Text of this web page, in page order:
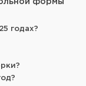
годах?